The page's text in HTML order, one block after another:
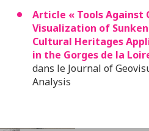
Article « Tools Against
Visualization of
Cultural Heritages
in the Gorges de la
dans le Journal of
Analysis